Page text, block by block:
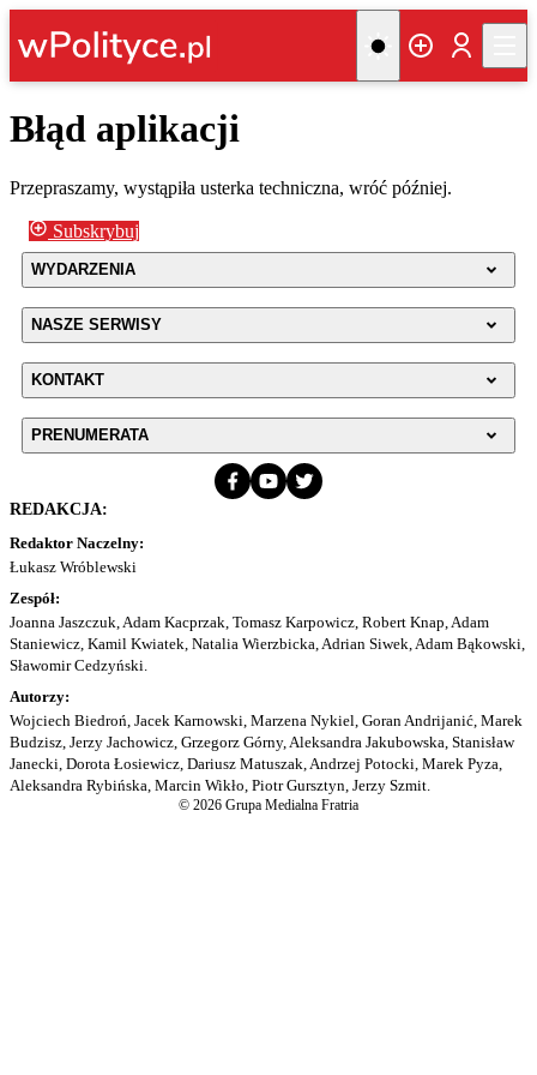
Błąd aplikacji
Przepraszamy, wystąpiła usterka techniczna, wróć później.
Subskrybuj
WYDARZENIA
NASZE SERWISY
KONTAKT
PRENUMERATA
REDAKCJA:
Redaktor Naczelny:
Łukasz Wróblewski
Zespół:
Joanna Jaszczuk, Adam Kacprzak, Tomasz Karpowicz, Robert Knap, Adam
Staniewicz, Kamil Kwiatek, Natalia Wierzbicka, Adrian Siwek, Adam Bąkowski,
Sławomir Cedzyński.
Autorzy:
Wojciech Biedroń, Jacek Karnowski, Marzena Nykiel, Goran Andrijanić, Marek
Budzisz, Jerzy Jachowicz, Grzegorz Górny, Aleksandra Jakubowska, Stanisław
Janecki, Dorota Łosiewicz, Dariusz Matuszak, Andrzej Potocki, Marek Pyza,
Aleksandra Rybińska, Marcin Wikło, Piotr Gursztyn, Jerzy Szmit.
© 2026 Grupa Medialna Fratria